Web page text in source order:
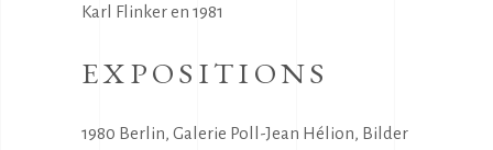
Karl Flinker en 1981
EXPOSITIONS
1980 Berlin, Galerie Poll-Jean Hélion, Bilder